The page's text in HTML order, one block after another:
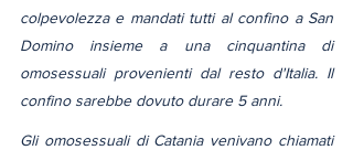
colpevolezza e mandati tutti al confino a San
Domino insieme a una cinquantina di
omosessuali provenienti dal resto d'Italia. Il
confino sarebbe dovuto durare 5 anni.
Gli omosessuali di Catania venivano chiamati